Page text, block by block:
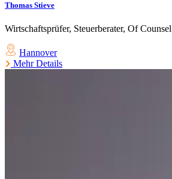
Thomas Stieve
Wirtschaftsprüfer, Steuerberater, Of Counsel
Hannover
Mehr Details